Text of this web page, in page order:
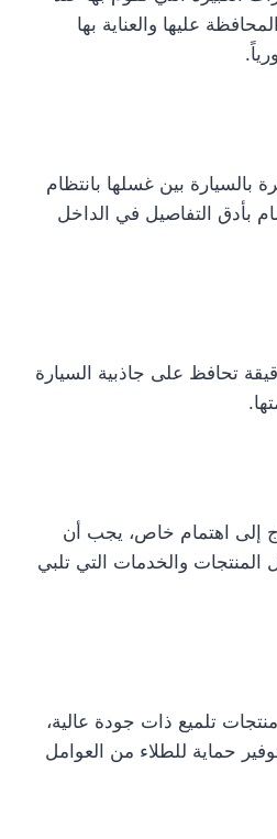
عليها والعناية بها
بالسيارة بين غسلها بانتظام
بأدق التفاصيل في الداخل
تحافظ على جاذبية السيارة
إلى اهتمام خاص، يجب أن
والخدمات التي تلبي
تلميع ذات جودة عالية،
حماية للطلاء من العوامل